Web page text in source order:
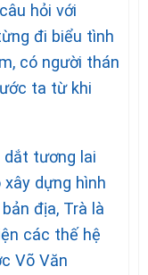
hỏi với
đi biểu tình
có người thán
ta từ khi
dắt tương lai
dựng hình
địa, Trà là
các thế hệ
Võ Văn